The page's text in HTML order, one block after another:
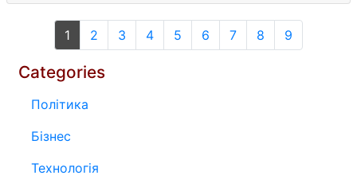
1 2 3 4 5 6 7 8 9
Categories
Політика
Бізнес
Технологія